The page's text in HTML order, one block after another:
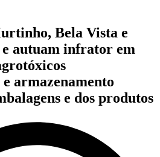
Bela Vista e
autuam infrator em
armazenamento
e dos produtos